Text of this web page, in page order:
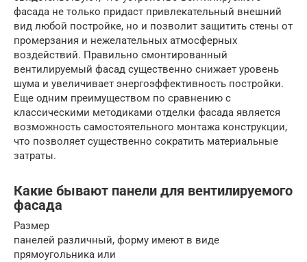
фасада не только придаст привлекательный внешний
вид любой постройке, но и позволит защитить стены от
промерзания и нежелательных атмосферных
воздействий. Правильно смонтированный
вентилируемый фасад существенно снижает уровень
шума и увеличивает энергоэффективность постройки.
Еще одним преимуществом по сравнению с
классическими методиками отделки фасада является
возможность самостоятельного монтажа конструкции,
что позволяет существенно сократить материальные
затраты.
Какие бывают панели для вентилируемого
фасада
Размер
панелей различный, форму имеют в виде
прямоугольника или